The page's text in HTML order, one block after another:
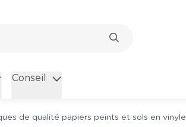
Conseil
de qualité papiers peints et sols en vinyle